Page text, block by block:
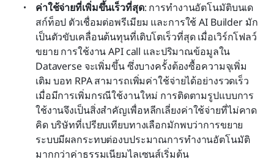
ค่าใช้จ่ายที่เพิ่มขึ้นเร็วที่สุด: การทำงานอัตโนมัติบนเด
สก์ท็อป ตัวเชื่อมต่อพรีเมียม และการใช้ AI Builder มัก
เป็นตัวขับเคลื่อนต้นทุนที่เติบโตเร็วที่สุด เมื่อเวิร์กโฟลว์
ขยาย การใช้งาน API call และปริมาณข้อมูลใน
Dataverse จะเพิ่มขึ้น ซึ่งบางครั้งต้องซื้อความจุเพิ่ม
เติม บอท RPA สามารถเพิ่มค่าใช้จ่ายได้อย่างรวดเร็ว
เมื่อมีการเพิ่มกรณีใช้งานใหม่ การติดตามรูปแบบการ
ใช้งานจึงเป็นสิ่งสำคัญเพื่อหลีกเลี่ยงค่าใช้จ่ายที่ไม่คาด
คิด บริษัทที่เปรียบเทียบทางเลือกมักพบว่าการขยาย
ระบบมีผลกระทบต่องบประมาณการทำงานอัตโนมัติ
มากกว่าค่าธรรมเนียมไลเซนส์เริ่มต้น